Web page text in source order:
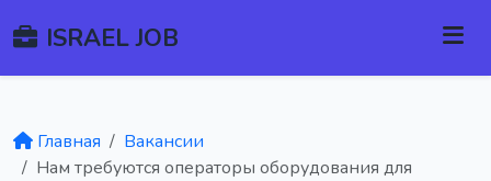
ISRAEL JOB
Главная
Вакансии
Нам требуются операторы оборудования для